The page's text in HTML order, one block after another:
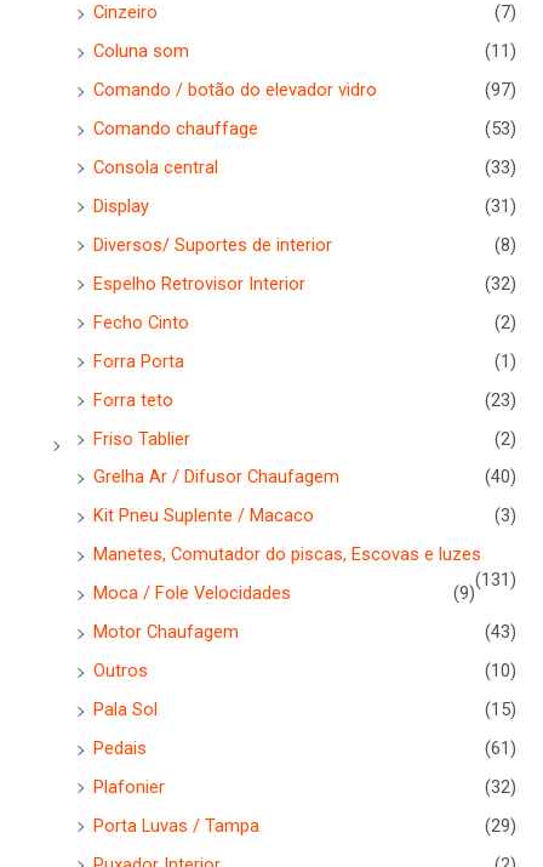
Cinzeiro
(7)
Coluna som
(11)
Comando / botão do elevador vidro
(97)
Comando chauffage
(53)
Consola central
(33)
Display
(31)
Diversos/ Suportes de interior
(8)
Espelho Retrovisor Interior
(32)
Fecho Cinto
(2)
Forra Porta
(1)
Forra teto
(23)
Friso Tablier
(2)
Grelha Ar / Difusor Chaufagem
(40)
Kit Pneu Suplente / Macaco
(3)
Manetes, Comutador do piscas, Escovas e luzes
(131)
Moca / Fole Velocidades
(9)
Motor Chaufagem
(43)
Outros
(10)
Pala Sol
(15)
Pedais
(61)
Plafonier
(32)
Porta Luvas / Tampa
(29)